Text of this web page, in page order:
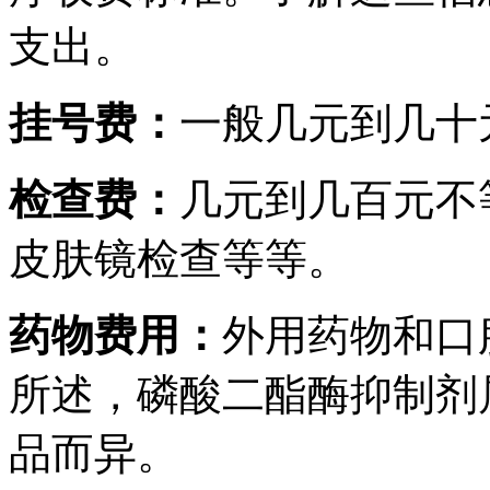
支出。
挂号费： 一般几元到几
检查费： 几元到几百元
皮肤镜检查等等。
药物费用： 外用药物和
所述，磷酸二酯酶抑制
品而异。